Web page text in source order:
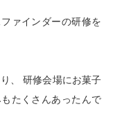
ァインダーの研修を
、 研修会場にお菓子
たくさんあったんで